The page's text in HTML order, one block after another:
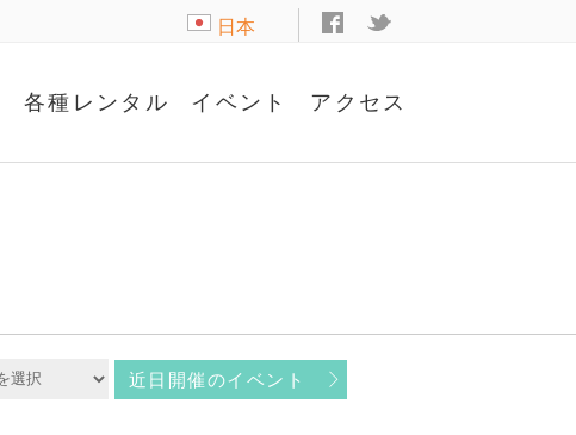
日本
各種レンタル イベント アクセス
近日開催のイベント